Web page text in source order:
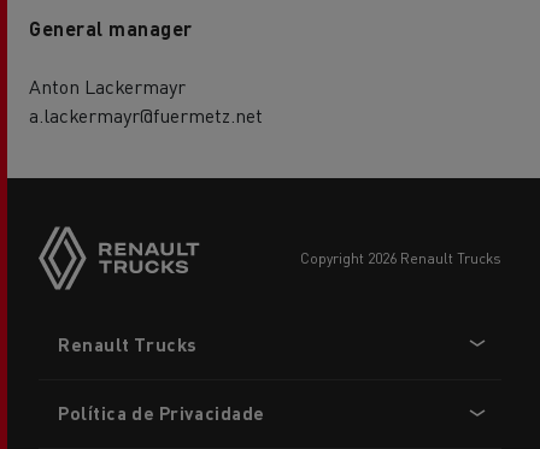
General manager
Anton Lackermayr
a.lackermayr@fuermetz.net
copyright 2026 Renault Trucks
menu
Renault Trucks
Política de Privacidade